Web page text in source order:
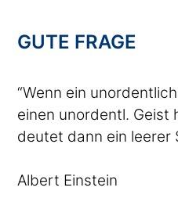
GUTE FRAGE
“Wenn ein
einen unordentl. Geist
deutet dann ein leerer
Albert Einstein